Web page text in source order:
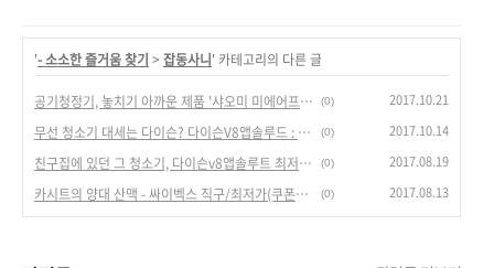
'- 소소한 즐거움 찾기 > 잡동사니' 카테고리의 다른 글
공기청정기, 놓치기 아까운 제품 '샤오미 미에어프로' 핫딜! (0) 2017.10.21
무선 청소기 대세는 다이슨? 다이슨V8앱솔루드 : 직구가 국내보다 25만원 싸다. (0) 2017.10.14
친구집에 있던 그 청소기, 다이슨v8앱솔루트 최저가 직구로 득템! - 가격 정보(좌표) (0) 2017.08.19
카시트의 양대 산맥 - 싸이벡스 직구/최저가(쿠폰가 300달러) 판매 정보. (0) 2017.08.13